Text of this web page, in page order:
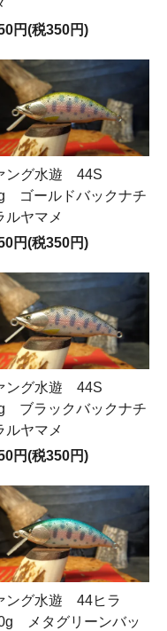
円(税350円)
ング水遊 44S
ゴールドバックナチ
ルヤマメ
円(税350円)
ング水遊 44S
ブラックバックナチ
ルヤマメ
円(税350円)
ング水遊 44ヒラ
メタグリーンバッ